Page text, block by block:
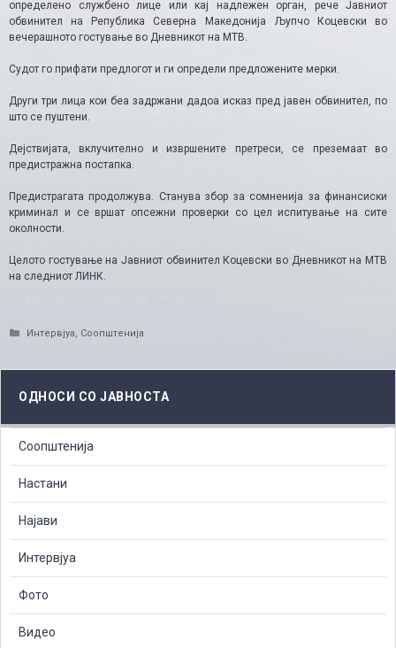
определено службено лице или кај надлежен орган, рече Јавниот
обвинител на Република Северна Македонија Љупчо Коцевски во
вечерашното гостување во Дневникот на МТВ.
Судот го прифати предлогот и ги определи предложените мерки.
Други три лица кои беа задржани дадоа исказ пред јавен обвинител, по
што се пуштени.
Дејствијата, вклучително и извршените претреси, се преземаат во
предистражна постапка.
Предистрагата продолжува. Станува збор за сомненија за финансиски
криминал и се вршат опсежни проверки со цел испитување на сите
околности.
Целото гостување на Јавниот обвинител Коцевски во Дневникот на МТВ
на следниот ЛИНК.
Categories
Интервјуа, Соопштенија
ОДНОСИ СО ЈАВНОСТА
Соопштенија
Настани
Најави
Интервјуа
Фото
Видео